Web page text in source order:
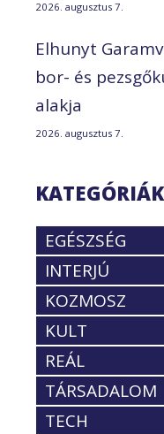
2026. augusztus 7.
Elhunyt
bor- és
alakja
2026. augusztus 7.
KATEGÓRIÁK
EGÉSZSÉG
INTERJÚ
KOZMOSZ
KULT
REÁL
TÁRSADALOM
TECH